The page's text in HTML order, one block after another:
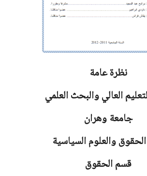
نظرة عامة
العالي والبحث العلمي
جامعةوهران
والعلوم السياسية
قسم الحقوق